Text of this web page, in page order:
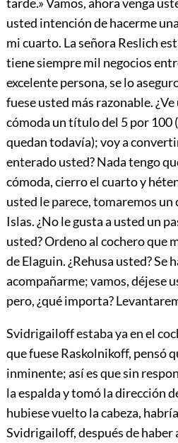
usted intención de hacerme
mi cuarto. La señora Reslich
tiene siempre mil negocios
excelente persona, se lo
fuese usted más razonable.
cómoda un título del 5 por 100
quedan todavía); voy a
enterado usted? Nada tengo
cómoda, cierro el cuarto y
usted le parece, tomaremos un
Islas. ¿No le gusta a usted un
usted? Ordeno al cochero que
de Elaguin. ¿Rehusa usted? Se
acompañarme; vamos, déjese
pero, ¿qué importa?
Svidrigailoff estaba ya en el
que fuese Raskolnikoff, pensó
inminente; así es que sin
la espalda y tomó la dirección
hubiese vuelto la cabeza,
Svidrigailoff, después de haber